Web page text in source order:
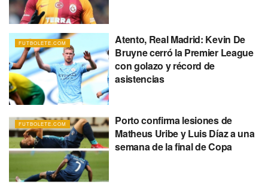
FUTBOLETE.COM
Atento, Real Madrid: Kevin De
Bruyne cerró la Premier League
con golazo y récord de
asistencias
FUTBOLETE.COM
Porto confirma lesiones de
Matheus Uribe y Luis Díaz a una
semana de la final de Copa